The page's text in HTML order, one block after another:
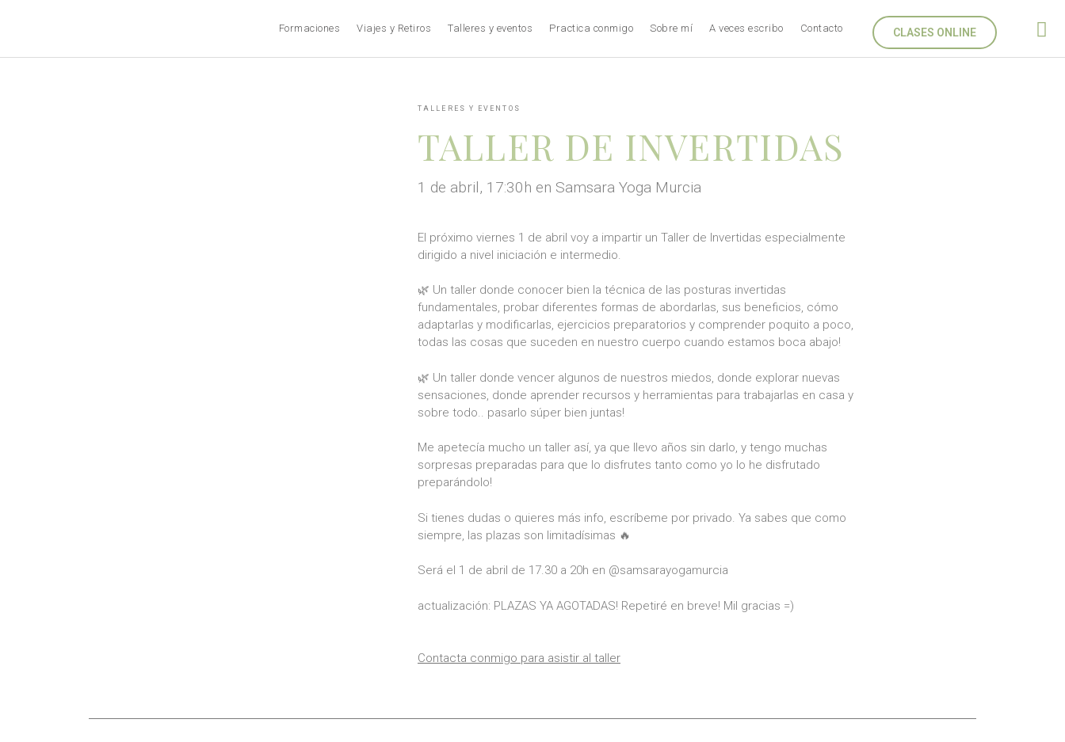
Formaciones Viajes y Retiros Talleres y eventos Practica conmigo Sobre mí A veces escribo Contacto CLASES ONLINE
TALLERES Y EVENTOS
TALLER DE INVERTIDAS
1 de abril, 17:30h en Samsara Yoga Murcia
El próximo viernes 1 de abril voy a impartir un Taller de Invertidas especialmente
dirigido a nivel iniciación e intermedio.
🌿 Un taller donde conocer bien la técnica de las posturas invertidas
fundamentales, probar diferentes formas de abordarlas, sus beneficios, cómo
adaptarlas y modificarlas, ejercicios preparatorios y comprender poquito a poco,
todas las cosas que suceden en nuestro cuerpo cuando estamos boca abajo!
🌿 Un taller donde vencer algunos de nuestros miedos, donde explorar nuevas
sensaciones, donde aprender recursos y herramientas para trabajarlas en casa y
sobre todo.. pasarlo súper bien juntas!
Me apetecía mucho un taller así, ya que llevo años sin darlo, y tengo muchas
sorpresas preparadas para que lo disfrutes tanto como yo lo he disfrutado
preparándolo!
Si tienes dudas o quieres más info, escríbeme por privado. Ya sabes que como
siempre, las plazas son limitadísimas 🔥
Será el 1 de abril de 17.30 a 20h en @samsarayogamurcia
actualización: PLAZAS YA AGOTADAS! Repetiré en breve! Mil gracias =)
Contacta conmigo para asistir al taller